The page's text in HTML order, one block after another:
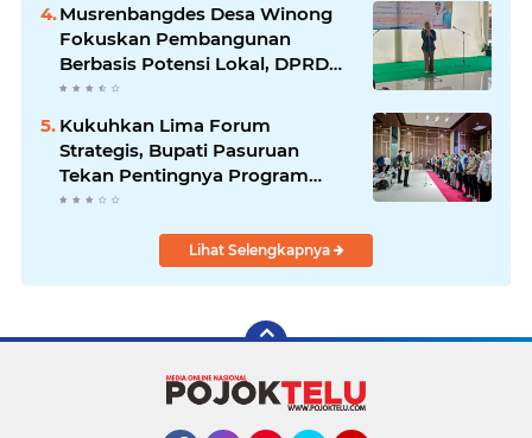
Musrenbangdes Desa Winong
Fokuskan Pembangunan
Berbasis Potensi Lokal, DPRD
Optimistis Meski Dihantam
Kukuhkan Lima Forum
Strategis, Bupati Pasuruan
Tekan Pentingnya Program
Nyata untuk Rakyat
Lihat Selengkapnya